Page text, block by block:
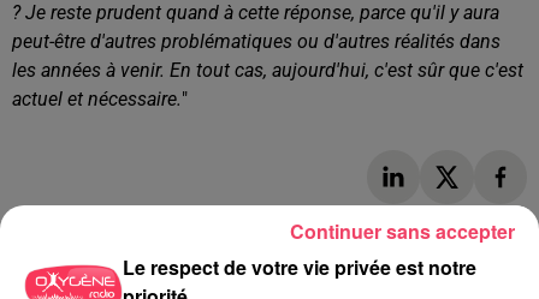
? Je reste prudent quand à cette réponse, parce qu'il y aura
peut-être d'autres problématiques ou d'autres réalités dans
les années à venir. En tout cas, aujourd'hui, c'est sûr que c'est
actuel et nécessaire."
AUTRES ARTICLES QUI POURRAIENT VOUS
Le respect de votre vie privée est notre
Continuer sans accepter